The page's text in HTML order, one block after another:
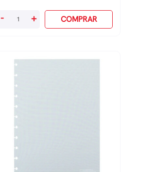
Refil
Folhas
172mmx231mm
Branca
quantidade
- + COMPRAR